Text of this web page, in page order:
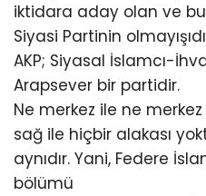
iktidara aday olan ve
Siyasi Partinin
AKP; Siyasal İslamcı-
Arapsever bir partidir.
Ne merkez ile ne
sağ ile hiçbir alakası
aynıdır. Yani, Federe
bölümü